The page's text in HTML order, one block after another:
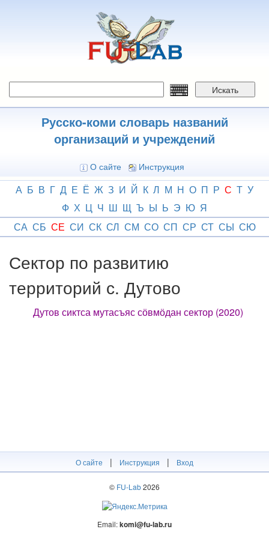
Искать
Русско-коми словарь названий
организаций и учреждений
О сайте Инструкция
А Б В Г Д Е Ё Ж З И Й К Л М Н О П Р С Т У
Ф Х Ц Ч Ш Щ Ъ Ы Ь Э Ю Я
СА СБ СЕ СИ СК СЛ СМ СО СП СР СТ СЫ СЮ
Сектор по развитию
территорий с. Дутово
Дутов сиктса мутасъяс сӧвмӧдан сектор (2020)
О сайте | Инструкция | Вход
© FU-Lab2026
Email:komi@fu-lab.ru